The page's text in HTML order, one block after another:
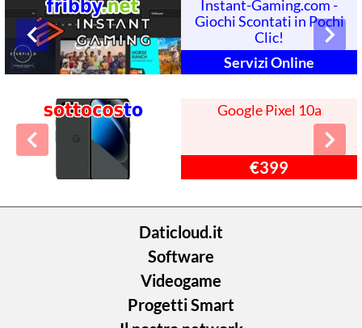
Instant-Gaming.com -
Giochi Scontati in Pochi
Clic!
Servizi Online
Google Pixel 10a
€399
Daticloud.it
Software
Videogame
Progetti Smart